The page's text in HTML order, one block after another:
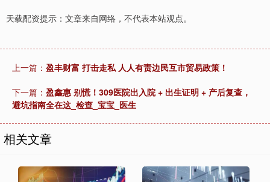
天载配资提示：文章来自网络，不代表本站观点。
上一篇： 盈丰财富 打击走私 人人有责边民互市贸易政策！
下一篇： 盈鑫惠 别慌！309医院出入院 + 出生证明 + 产后复查，
避坑指南全在这_检查_宝宝_医生
相关文章